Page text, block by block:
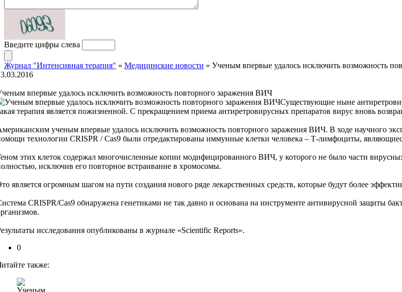
Введите цифры слева
Журнал "Интенсивная терапия" » Медицинские новости » Ученым впервые удалось исключить возможность
впервые удалось исключить возможность повторного заражения ВИЧ
Существующие ныне
терапия является пожизненной. С прекращением приема антиретровирусных препаратов вирус вновь
ученым впервые удалось исключить возможность повторного заражения ВИЧ. В ходе научного
технологии CRISPR / Cas9 были отредактированы иммунные клетки человека – Т-лимфоциты,
этих клеток содержал многочисленные копии модифицированного ВИЧ, у которого не было части
исключив его повторное встраивание в хромосомы.
является огромным шагом на пути создания нового ряде лекарственных средств, которые будут более
CRISPR/Cas9 обнаружена генетиками не так давно и основана на инструменте антивирусной защиты
исследования опубликованы в журнале «Scientific Reports».
0
также: